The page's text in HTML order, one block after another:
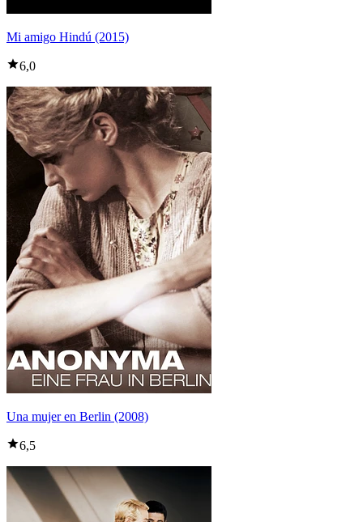
Mi amigo Hindú (2015)
6,0
Una mujer en Berlin (2008)
6,5